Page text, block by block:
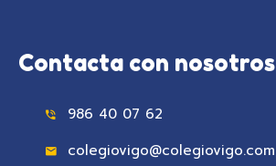
Contacta con nosotros
986 40 07 62
colegiovigo@colegiovigo.com